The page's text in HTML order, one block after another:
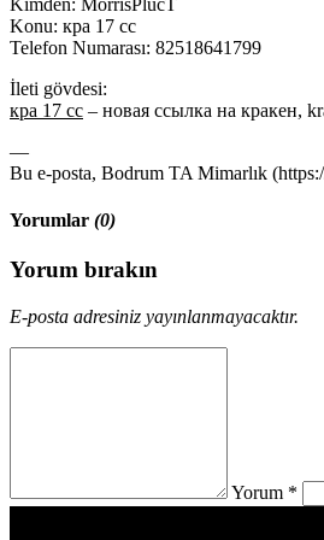
Konu: кра 17 сс
Telefon Numarası: 82518641799
İleti gövdesi:
кра 17 сс – новая ссылка на кракен,
—
Bu e-posta, Bodrum TA Mimarlık
Yorumlar (0)
Yorum bırakın
E-posta adresiniz yayınlanmayacaktır.
Yorum *